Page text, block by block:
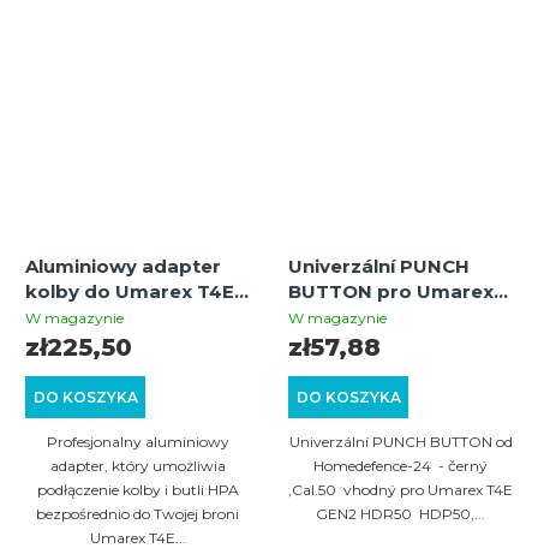
Aluminiowy adapter
kolby do Umarex T4E
HDR50, HDP50, HDR68
W magazynie
DO KOSZYKA
zł225,50
Profesjonalny aluminiowy
adapter, który umożliwia
podłączenie kolby i butli HPA
bezpośrednio do Twojej broni
Umarex T4E...
Univerzální PUNCH
BUTTON pro Umarex
T4E GEN2 revolvery
HDR/TR.50 pistole
W magazynie
DO KOSZYKA
zł57,88
Univerzální PUNCH BUTTON od
Homedefence-24 - černý
,Cal.50 vhodný pro Umarex T4E
GEN2 HDR50 HDP50,...